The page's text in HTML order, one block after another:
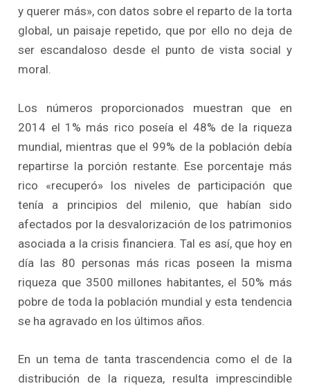
y querer más», con datos sobre el reparto de la torta
global, un paisaje repetido, que por ello no deja de
ser escandaloso desde el punto de vista social y
moral.
Los números proporcionados muestran que en
2014 el 1% más rico poseía el 48% de la riqueza
mundial, mientras que el 99% de la población debía
repartirse la porción restante. Ese porcentaje más
rico «recuperó» los niveles de participación que
tenía a principios del milenio, que habían sido
afectados por la desvalorización de los patrimonios
asociada a la crisis financiera. Tal es así, que hoy en
día las 80 personas más ricas poseen la misma
riqueza que 3500 millones habitantes, el 50% más
pobre de toda la población mundial y esta tendencia
se ha agravado en los últimos años.
En un tema de tanta trascendencia como el de la
distribución de la riqueza, resulta imprescindible